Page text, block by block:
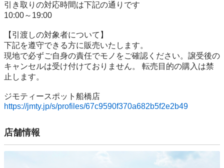
引き取りの対応時間は下記の通りです
10:00～19:00
【引渡しの対象者について】
下記を遵守できる⽅に販売いたします。
現地で必ずご⾃⾝の責任でモノをご確認ください。譲受後の
キャンセルは受け付けておりません。 転売⽬的の購⼊は禁
⽌します。
https://jmty.jp/s/profiles/67c9590f370a682b5f2e2b49
店舗情報